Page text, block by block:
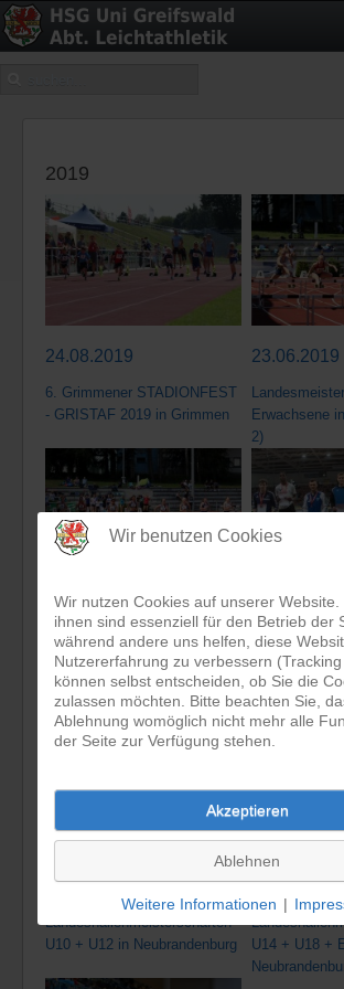
2019
24.08.2019
6. Grimmener STADIONFEST
- GRISTAF 2019 in Grimmen
23.06.2019
Erwachsene
2)
22.06.2019
Landesmeisterschaften U14 -
Erwachsene in Rostock (Tag
1)
02./
Norddeutsche
und
20.01.2019
Landeshallenmeisterschaften
U10 + U12 in Neubrandenburg
19.01.2019
U14 + U18 +
Wir benutzen Cookies
Wir nutzen Cookies auf unserer Website.
ihnen sind essenziell für den Betrieb der
während andere uns helfen, diese
Nutzererfahrung zu verbessern
können selbst entscheiden, ob Sie die
zulassen möchten. Bitte beachten Sie,
Ablehnung womöglich nicht mehr alle
der Seite zur Verfügung stehen.
Akzeptieren
Ablehnen
Weitere Informationen |